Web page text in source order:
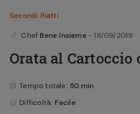
Secondi Piatti
Chef Bene Insieme - 18/09/2019
Orata al Cartoccio
Tempo totale: 50 min
Difficoltà: Facile